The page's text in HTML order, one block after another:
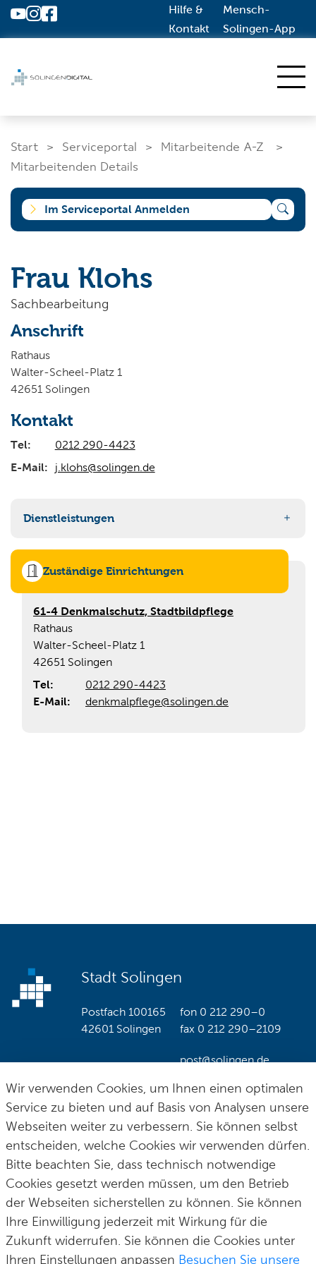
Zum Hauptinhalt springen
Hilfe &
Kontakt
Mensch-
Solingen-App
Dienstleistungen A-Z
Solingen.de
Start Serviceportal
Mitarbeitende A-Z
Mitarbeitenden Details
Im Serviceportal Anmelden
Was suchen Sie?
Wo wollen Sie suchen?
Frau Klohs
Sachbearbeitung
Anschrift
Rathaus
Walter-Scheel-Platz 1
42651 Solingen
Kontakt
Tel:
0212 290-4423
E-Mail:
j.klohs@solingen.de
Dienstleistungen
Denkmalschutz – Antrag auf denkmalrechtliche
Erlaubnis
Baubeginnanzeige Denkmalpflege
Fertigstellungsanzeige Denkmalpflege
Zuständige Einrichtungen
61-4 Denkmalschutz, Stadtbildpflege
Rathaus
Walter-Scheel-Platz 1
42651 Solingen
Tel:
0212 290-4423
E-Mail:
denkmalpflege@solingen.de
Stadt Solingen
Postfach 100165
42601 Solingen
fon 0 212 290–0
fax 0 212 290–2109
post@solingen.de
© Stadt Solingen 2026
Hilfe & Kontakt Impressum Datenschutz Cookie-Richtlinie
Wir verwenden Cookies, um Ihnen einen optimalen
Service zu bieten und auf Basis von Analysen unsere
Webseiten weiter zu verbessern. Sie können selbst
entscheiden, welche Cookies wir verwenden dürfen.
Bitte beachten Sie, dass technisch notwendige
Cookies gesetzt werden müssen, um den Betrieb
der Webseiten sicherstellen zu können. Sie können
Ihre Einwilligung jederzeit mit Wirkung für die
Zukunft widerrufen. Sie können die Cookies unter
Ihren Einstellungen anpassen Besuchen Sie unsere